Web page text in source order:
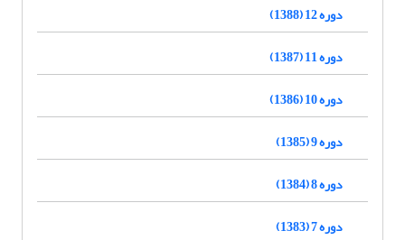
دوره 12 (1388)
دوره 11 (1387)
دوره 10 (1386)
دوره 9 (1385)
دوره 8 (1384)
دوره 7 (1383)